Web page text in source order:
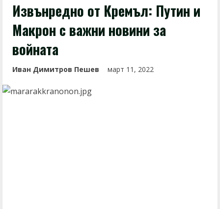
Извънредно от Кремъл: Путин и
Макрон с важни новини за
войната
Иван Димитров Пешев март 11, 2022